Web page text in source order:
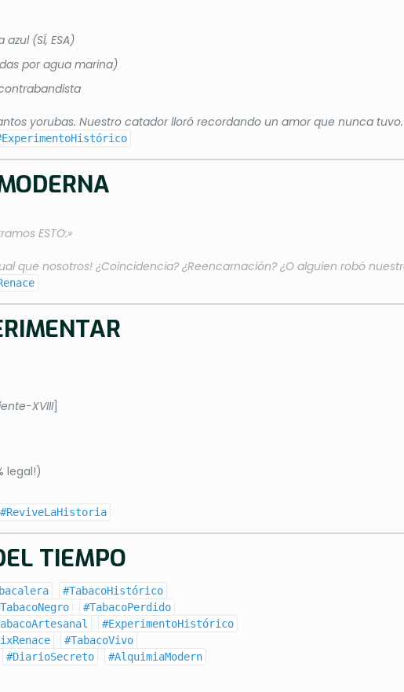
(SÍ, ESA)
por agua marina)
yorubas. Nuestro catador lloró recordando un amor que nunca
ESTO:»
que nosotros! ¿Coincidencia? ¿Reencarnación? ¿O alguien robó
XVIII]
legal!)
TIEMPO
#TabacoHistórico
#TabacoPerdido
#ExperimentoHistórico
#TabacoVivo
#DiarioSecreto
#AlquimiaModern